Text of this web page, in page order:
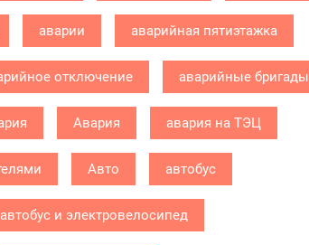
аварии аварийная пятиэтажка
отключение аварийные бригады
Авария авария на ТЭЦ
Авто автобус
автобус и электровелосипед